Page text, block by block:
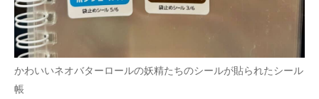
かわいいネオバターロールの妖精たちのシールが貼られたシール
帳